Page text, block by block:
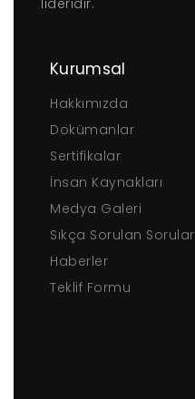
lideridir.
Kurumsal
Hakkımızda
Dokümanlar
Sertifikalar
İnsan Kaynakları
Medya Galeri
Sıkça Sorulan Sorular
Haberler
Teklif Formu